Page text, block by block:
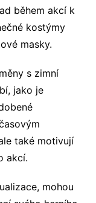
během akcí k
kostýmy
masky.
s zimní
jako je
také motivují
akcí.
mohou